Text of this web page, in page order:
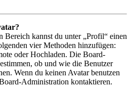
Bereich kannst du unter „Profil“ einen
vier Methoden hinzufügen:
oder Hochladen. Die Board-
ob und wie die Benutzer
Wenn du keinen Avatar benutzen
Administration kontaktieren.